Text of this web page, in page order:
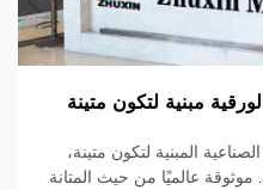
المبنية لتكون متينة،
كيس/الدقيقة. موثوقة عالميًا من حيث المتانة